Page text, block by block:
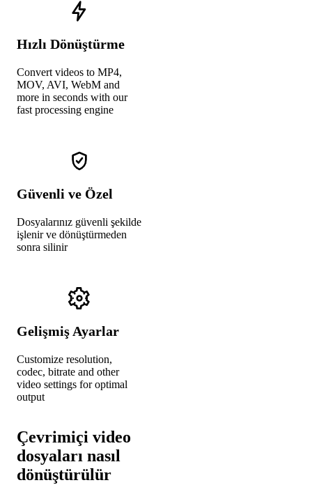
Hızlı Dönüştürme
Convert videos to MP4,
MOV, AVI, WebM and
more in seconds with our
fast processing engine
Güvenli ve Özel
Dosyalarınız güvenli şekilde
işlenir ve dönüştürmeden
sonra silinir
Gelişmiş Ayarlar
Customize resolution,
codec, bitrate and other
video settings for optimal
output
Çevrimiçi video
dosyaları nasıl
dönüştürülür